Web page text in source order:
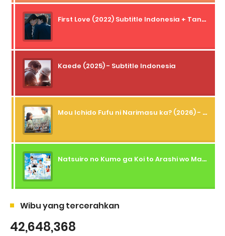
First Love (2022) Subtitle Indonesia + Tanpa Iklan + Streaming + 1080p
Kaede (2025) - Subtitle Indonesia
Mou Ichido Fufu ni Narimasu ka? (2026) - 01 Subtitle Indonesia
Natsuiro no Kumo ga Koi to Arashi wo Makiokosu (2026) - 01 Subtitle Indonesia
Wibu yang tercerahkan
42,648,368